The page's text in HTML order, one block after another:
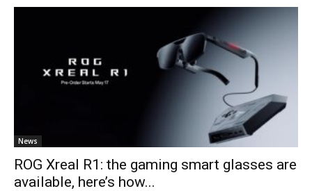
News
ROG Xreal R1: the gaming smart glasses are
available, here’s how...